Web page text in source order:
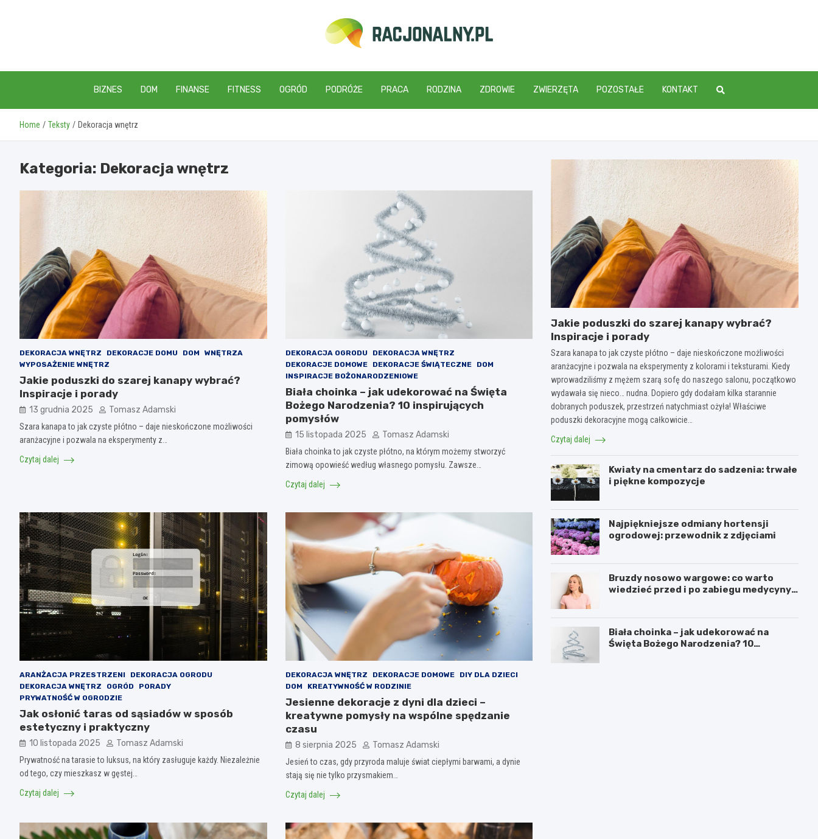
racjonalny.pl
BIZNES DOM FINANSE FITNESS OGRÓD PODRÓŻE PRACA RODZINA ZDROWIE ZWIERZĘTA POZOSTAŁE KONTAKT
Home Teksty Dekoracja wnętrz
Kategoria: Dekoracja wnętrz
DEKORACJA WNĘTRZ DEKORACJE DOMU DOM
WNĘTRZA
WYPOSAŻENIE WNĘTRZ
Jakie poduszki do szarej kanapy wybrać?
Inspiracje i porady
13 grudnia 2025 Tomasz Adamski
Szara kanapa to jak czyste płótno – daje nieskończone możliwości
aranżacyjne i pozwala na eksperymenty z…
Czytaj dalej
DEKORACJA OGRODU
DEKORACJA WNĘTRZ
DEKORACJE DOMOWE
DEKORACJE ŚWIĄTECZNE
DOM
INSPIRACJE BOŻONARODZENIOWE
Biała choinka – jak udekorować na Święta
Bożego Narodzenia? 10 inspirujących
pomysłów
15 listopada 2025 Tomasz Adamski
Biała choinka to jak czyste płótno, na którym możemy stworzyć
zimową opowieść według własnego pomysłu. Zawsze…
Czytaj dalej
ARANŻACJA PRZESTRZENI
DEKORACJA OGRODU
DEKORACJA WNĘTRZ
OGRÓD
PORADY
PRYWATNOŚĆ W OGRODZIE
Jak osłonić taras od sąsiadów w sposób
estetyczny i praktyczny
10 listopada 2025 Tomasz Adamski
Prywatność na tarasie to luksus, na który zasługuje każdy. Niezależnie
od tego, czy mieszkasz w gęstej…
Czytaj dalej
DEKORACJA WNĘTRZ DEKORACJE DOMOWE
DIY DLA DZIECI
DOM
KREATYWNOŚĆ W RODZINIE
Jesienne dekoracje z dyni dla dzieci –
kreatywne pomysły na wspólne spędzanie
czasu
8 sierpnia 2025 Tomasz Adamski
Jesień to czas, gdy przyroda maluje świat ciepłymi barwami, a dynie
stają się nie tylko przysmakiem…
Czytaj dalej
Jakie poduszki do szarej kanapy wybrać?
Inspiracje i porady
Szara kanapa to jak czyste płótno – daje nieskończone możliwości
aranżacyjne i pozwala na eksperymenty z kolorami i teksturami. Kiedy
wprowadziliśmy z mężem szarą sofę do naszego salonu, początkowo
wydawała się nieco… nudna. Dopiero gdy dodałam kilka starannie
dobranych poduszek, przestrzeń natychmiast ożyła! Właściwe
poduszki dekoracyjne mogą całkowicie…
Czytaj dalej
Kwiaty na cmentarz do sadzenia: trwałe
i piękne kompozycje
Najpiękniejsze odmiany hortensji
ogrodowej: przewodnik z zdjęciami
Bruzdy nosowo wargowe: co warto
wiedzieć przed i po zabiegu medycyny
Biała choinka – jak udekorować na
Święta Bożego Narodzenia? 10